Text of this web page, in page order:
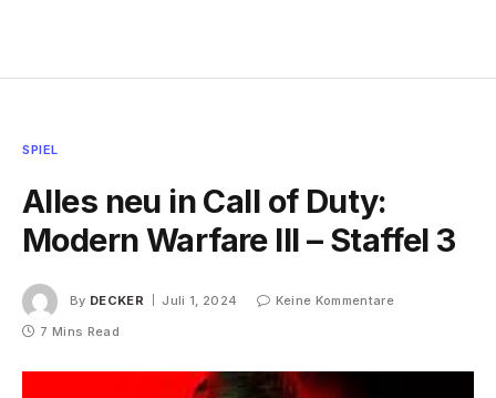
SPIEL
Alles neu in Call of Duty:
Modern Warfare III – Staffel 3
By DECKER Juli 1, 2024
Keine Kommentare
7 Mins Read